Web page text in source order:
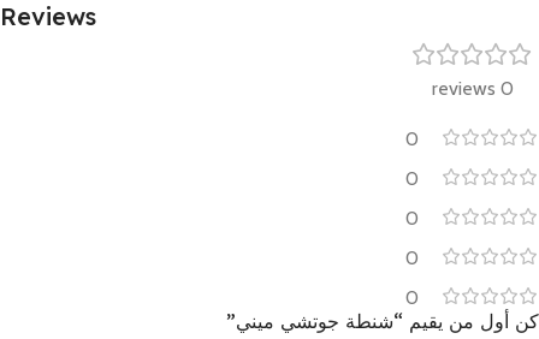
Reviews
0 reviews
0
0
0
0
0
كن أول من يقيم “شنطة جوتشي ميني”